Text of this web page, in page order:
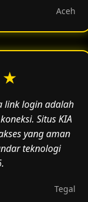
Aceh
link login adalah
Situs KIA
yang aman
teknologi
Tegal